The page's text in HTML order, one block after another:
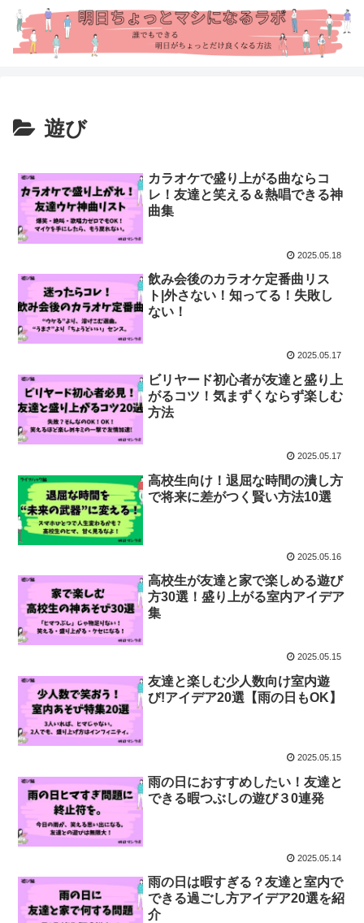
遊び
カラオケで盛り上がる曲ならコ
レ！友達と笑える＆熱唱できる神
曲集
2025.05.18
飲み会後のカラオケ定番曲リス
ト|外さない！知ってる！失敗し
ない！
2025.05.17
ビリヤード初心者が友達と盛り上
がるコツ！気まずくならず楽しむ
方法
2025.05.17
高校生向け！退屈な時間の潰し方
で将来に差がつく賢い方法10選
2025.05.16
高校生が友達と家で楽しめる遊び
方30選！盛り上がる室内アイデア
集
2025.05.15
友達と楽しむ少人数向け室内遊
び!アイデア20選【雨の日もOK】
2025.05.15
雨の日におすすめしたい！友達と
できる暇つぶしの遊び３0連発
2025.05.14
雨の日は暇すぎる？友達と室内で
できる過ごし方アイデア20選を紹
介